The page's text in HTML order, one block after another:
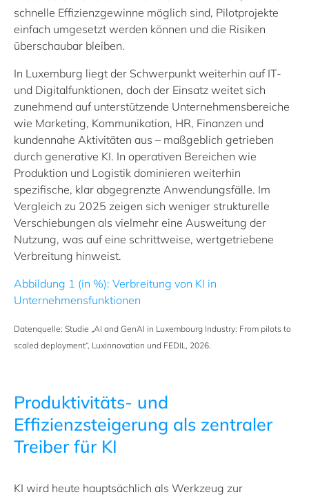
schnelle Effizienzgewinne möglich sind, Pilotprojekte
einfach umgesetzt werden können und die Risiken
überschaubar bleiben.
In Luxemburg liegt der Schwerpunkt weiterhin auf IT‑
und Digitalfunktionen, doch der Einsatz weitet sich
zunehmend auf unterstützende Unternehmensbereiche
wie Marketing, Kommunikation, HR, Finanzen und
kundennahe Aktivitäten aus – maßgeblich getrieben
durch generative KI. In operativen Bereichen wie
Produktion und Logistik dominieren weiterhin
spezifische, klar abgegrenzte Anwendungsfälle. Im
Vergleich zu 2025 zeigen sich weniger strukturelle
Verschiebungen als vielmehr eine Ausweitung der
Nutzung, was auf eine schrittweise, wertgetriebene
Verbreitung hinweist.
Abbildung 1 (in %): Verbreitung von KI in
Unternehmensfunktionen
Datenquelle: Studie „AI and GenAI in Luxembourg Industry: From pilots to
scaled deployment“, Luxinnovation und FEDIL, 2026.
Produktivitäts‑ und
Effizienzsteigerung als zentraler
Treiber für KI
KI wird heute hauptsächlich als Werkzeug zur